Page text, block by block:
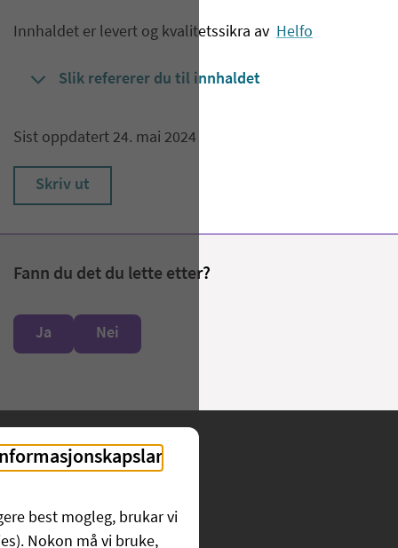
Innhaldet er levert og kvalitetssikra av Helfo
Slik refererer du til innhaldet
Sist oppdatert 24. mai 2024
Skriv ut
Fann du det du lette etter?
Ja Nei